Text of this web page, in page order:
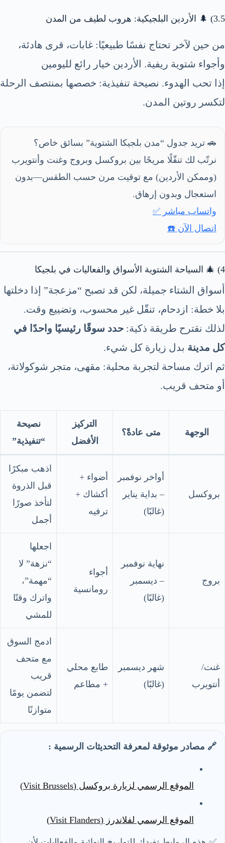
3.5) 🌲 الأردين البلجيكية: هروب لطيف من المدن
من حين لآخر تحتاج نفسًا طبيعيًا: غابات، قرى هادئة،
وأجواء شتوية ريفية. الأردين خيار رائع لليومين
إذا تحب الهدوء. نصيحة تنفيذية: خصصها بمنتصف الرحلة
لتكسر روتين المدن.
🚗 تريد جدول “مدن بلجيكا الشتوية” بسائق خاص؟
نرتّب لك تنقّلًا مريحًا بين بروكسل وبروج وغنت وأنتويرب
(وممكن الأردين) مع توقيت مرن حسب الطقس—بدون
استعجال وبدون إرهاق.
واتساب مباشر ✅
اتصال الآن ☎️
4) 🎄 السياحة الشتوية الأسواق والفعاليات في بلجيكا
أسواق الشتاء جميلة، لكن قد تصبح “مزعجة” إذا دخلتها
بلا خطة: ازدحام، تنقّل غير محسوب، وتضييع وقت.
لذلك نقترح طريقة ذكية: حدد سوقًا رئيسيًا واحدًا في
كل مدينة بدل زيارة كل شيء.
ثم اترك مساحة لتجربة محلية: مقهى، متجر شوكولاتة،
أو متحف قريب.
الوجهة متى عادةً؟
التركيز
الأفضل
نصيحة
“تنفيذية”
بروكسل
أواخر نوفمبر
– بداية يناير
(غالبًا)
أضواء +
أكشاك +
ترفيه
اذهب مبكرًا
قبل الذروة
لتأخذ صورًا
أجمل
بروج
نهاية نوفمبر
– ديسمبر
(غالبًا)
أجواء
رومانسية
اجعلها
“نزهة” لا
“مهمة”،
واترك وقتًا
للمشي
غنت/
أنتويرب
شهر ديسمبر
(غالبًا)
طابع محلي
+ مطاعم
ادمج السوق
مع متحف
قريب
لتضمن يومًا
متوازنًا
🔗 مصادر موثوقة لمعرفة التحديثات الرسمية :
الموقع الرسمي لزيارة بروكسل (Visit Brussels)
الموقع الرسمي لفلاندرز (Visit Flanders)